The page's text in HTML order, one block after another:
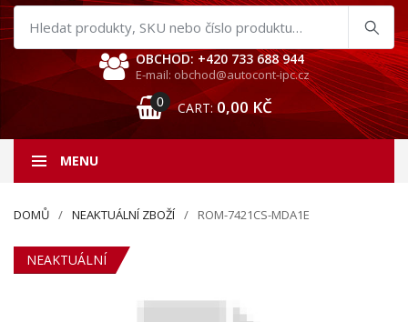
Hledat
produkty
OBCHOD: +420 733 688 944
E-mail: obchod@autocont-ipc.cz
0 CART: 0,00 KČ
MENU
DOMŮ NEAKTUÁLNÍ ZBOŽÍ ROM-7421CS-MDA1E
NEAKTUÁLNÍ